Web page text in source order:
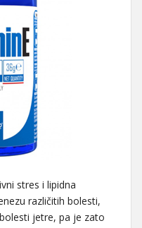
stres i lipidna
različitih bolesti,
jetre, pa je zato